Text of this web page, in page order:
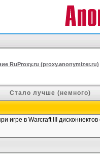
RuProxy.ru (proxy.anonymizer.ru)
Стало лучше (немного)
игре в Warcraft III